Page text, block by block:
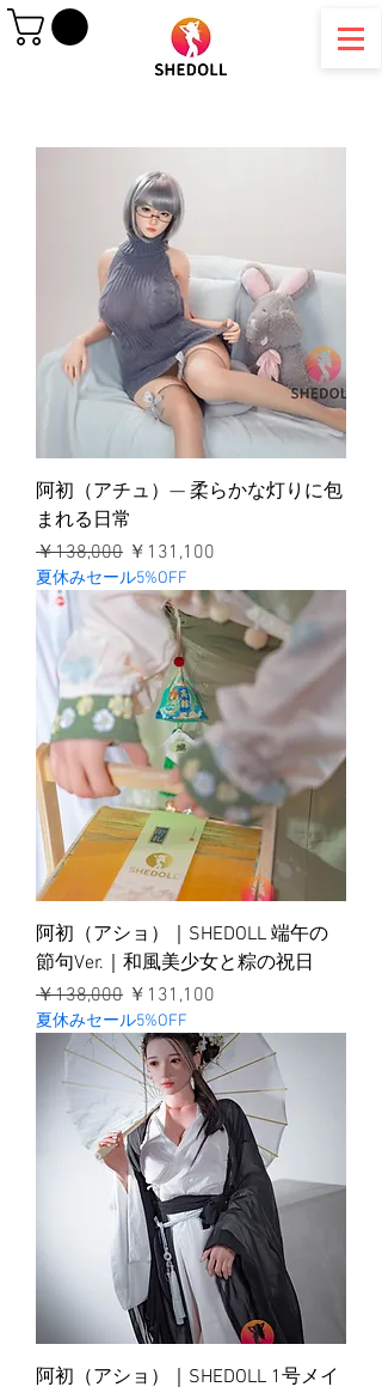
阿初（アチュ）— 柔らかな灯りに包
まれる日常
通常価格
￥138,000 セール価格
￥131,100
夏休みセール5%OFF
阿初（アショ）｜SHEDOLL 端午の
節句Ver.｜和風美少女と粽の祝日
通常価格
￥138,000 セール価格
￥131,100
夏休みセール5%OFF
阿初（アショ）｜SHEDOLL 1号メイ